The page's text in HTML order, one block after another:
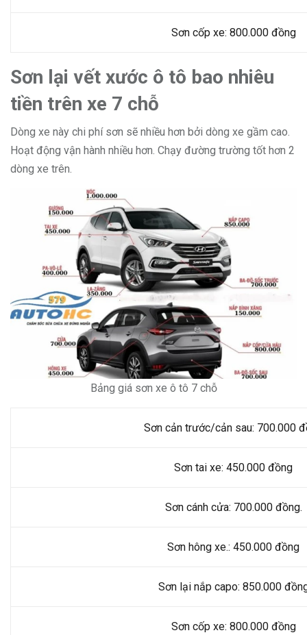
Sơn cốp xe: 800.000 đồng
Sơn lại vết xước ô tô bao nhiêu
tiền trên xe 7 chỗ
Dòng xe này chi phí sơn sẽ nhiều hơn bởi dòng xe gầm cao.
Hoạt động vận hành nhiều hơn. Chạy đường trường tốt hơn 2
dòng xe trên.
Bảng giá sơn xe ô tô 7 chỗ
Sơn cản trước/cản sau: 700.000
Sơn tai xe: 450.000 đồng
Sơn cánh cửa: 700.000 đồng.
Sơn hông xe.: 450.000 đồng
Sơn lại nắp capo: 850.000
Sơn cốp xe: 800.000 đồng